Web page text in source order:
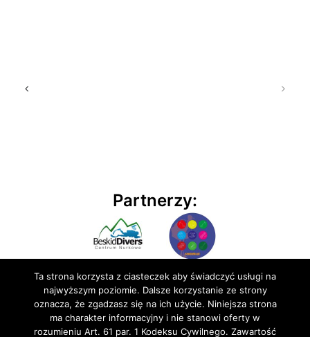
Partnerzy:
Ta strona korzysta z ciasteczek aby świadczyć usługi na
najwyższym poziomie. Dalsze korzystanie ze strony
oznacza, że zgadzasz się na ich użycie. Niniejsza strona
ma charakter informacyjny i nie stanowi oferty w
rozumieniu Art. 61 par. 1 Kodeksu Cywilnego. Zawartość